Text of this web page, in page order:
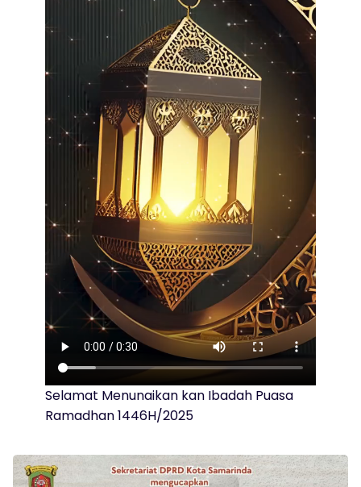
Selamat Menunaikan kan Ibadah Puasa
Ramadhan 1446H/2025